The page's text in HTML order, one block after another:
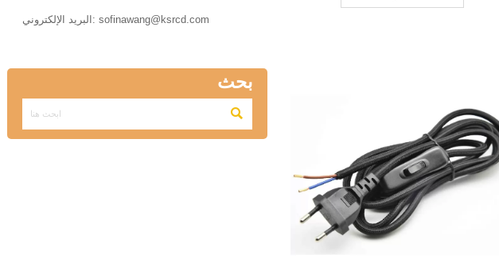
البريد الإلكتروني: sofinawang@ksrcd.com
بحث
